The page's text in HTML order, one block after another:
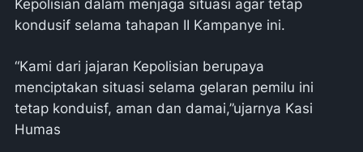
Kepolisian dalam menjaga situasi agar tetap
kondusif selama tahapan II Kampanye ini.
“Kami dari jajaran Kepolisian berupaya
menciptakan situasi selama gelaran pemilu ini
tetap konduisf, aman dan damai,”ujarnya Kasi
Humas